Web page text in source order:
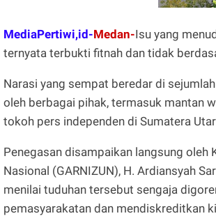
MediaPertiwi,id-Medan-Isu yang
ternyata terbukti fitnah dan tidak
Narasi yang sempat beredar di
oleh berbagai pihak, termasuk mantan
tokoh pers independen di Sumatera
Penegasan disampaikan langsung oleh
Nasional (GARNIZUN), H. Ardiansyah
menilai tuduhan tersebut sengaja
pemasyarakatan dan mendiskreditkan